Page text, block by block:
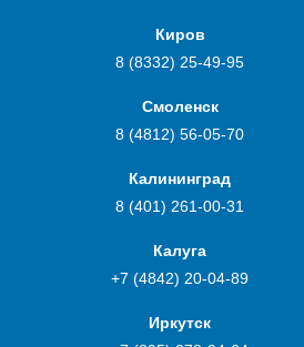
Киров
8 (8332) 25-49-95
Смоленск
8 (4812) 56-05-70
Калининград
8 (401) 261-00-31
Калуга
+7 (4842) 20-04-89
Иркутск